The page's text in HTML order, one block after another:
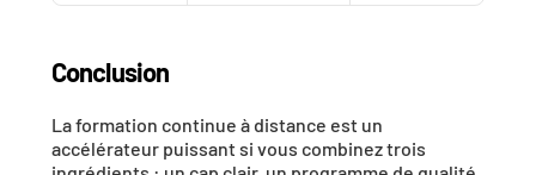
Conclusion
accélérateur puissant si vous combinez trois